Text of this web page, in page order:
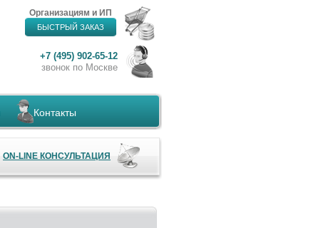
Организациям и ИП
БЫСТРЫЙ ЗАКАЗ
+7 (495) 902-65-12
звонок по Москве
Контакты
ON-LINE КОНСУЛЬТАЦИЯ